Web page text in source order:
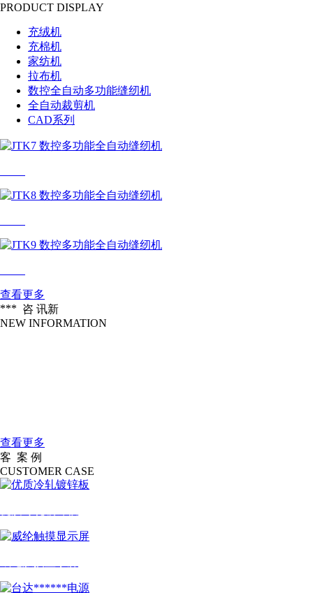
PRODUCT DISPLAY
充绒机
充棉机
家纺机
拉布机
数控全自动多功能缝纫机
全自动裁剪机
CAD系列
查看更多
***
新
咨 讯
NEW INFORMATION
查看更多
客 案 例
CUSTOMER CASE